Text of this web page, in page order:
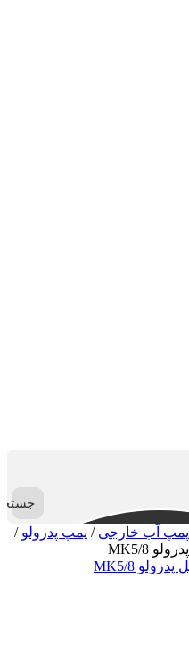
پمپ آب خارجی / پمپ پدرولو /